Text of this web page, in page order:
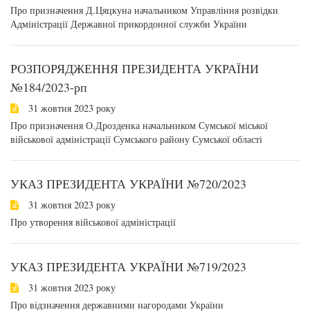
Про призначення Д.Цяцкуна начальником Управління розвідки
Адміністрації Державної прикордонної служби України
РОЗПОРЯДЖЕННЯ ПРЕЗИДЕНТА УКРАЇНИ
№184/2023-рп
31 жовтня 2023 року
Про призначення О.Дрозденка начальником Сумської міської
військової адміністрації Сумського району Сумської області
УКАЗ ПРЕЗИДЕНТА УКРАЇНИ №720/2023
31 жовтня 2023 року
Про утворення військової адміністрації
УКАЗ ПРЕЗИДЕНТА УКРАЇНИ №719/2023
31 жовтня 2023 року
Про відзначення державними нагородами України